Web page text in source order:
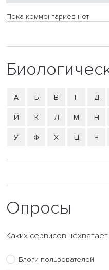
Пока комментариев нет
А Б В Г Д
Й К Л М Н
У Ф Х Ц Ч
Опросы
Каких сервисов
Блоги пользователей